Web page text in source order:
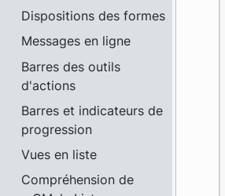
Dispositions des formes
Messages en ligne
Barres des outils
d'actions
Barres et indicateurs de
progression
Vues en liste
Compréhension de